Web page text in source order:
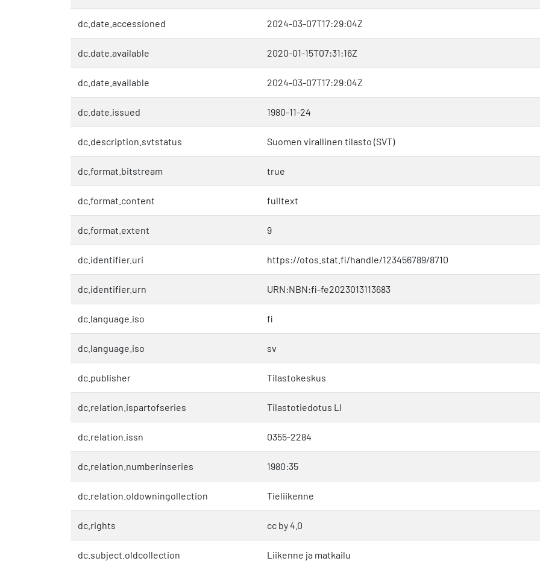
dc.date.accessioned 2024-03-07T17:29:04Z
dc.date.available 2020-01-15T07:31:16Z
dc.date.available 2024-03-07T17:29:04Z
dc.date.issued 1980-11-24
dc.description.svtstatus Suomen virallinen tilasto (SVT)
dc.format.bitstream true
dc.format.content fulltext
dc.format.extent 9
dc.identifier.uri https://otos.stat.fi/handle/123456789/8710
dc.identifier.urn URN:NBN:fi-fe2023013113683
dc.language.iso fi
dc.language.iso sv
dc.publisher Tilastokeskus
dc.relation.ispartofseries Tilastotiedotus LI
dc.relation.issn 0355-2284
dc.relation.numberinseries 1980:35
dc.relation.oldowningollection Tieliikenne
dc.rights cc by 4.0
dc.subject.oldcollection Liikenne ja matkailu